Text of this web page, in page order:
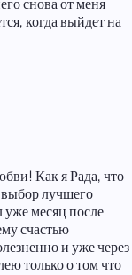
когда выйдет на
Как я Рада, что
лучшего
месяц после
счастью
и уже через
только о том что